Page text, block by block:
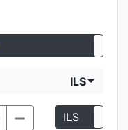
ILS
ILS